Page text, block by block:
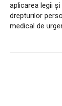
aplicarea legii
drepturilor
medical de